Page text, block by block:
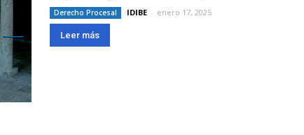
Derecho Procesal IDIBE - enero 17, 2025
Leer más